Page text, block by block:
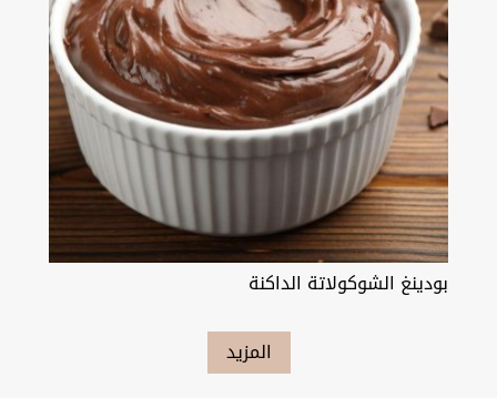
بودينغ الشوكولاتة الداكنة
المزيد